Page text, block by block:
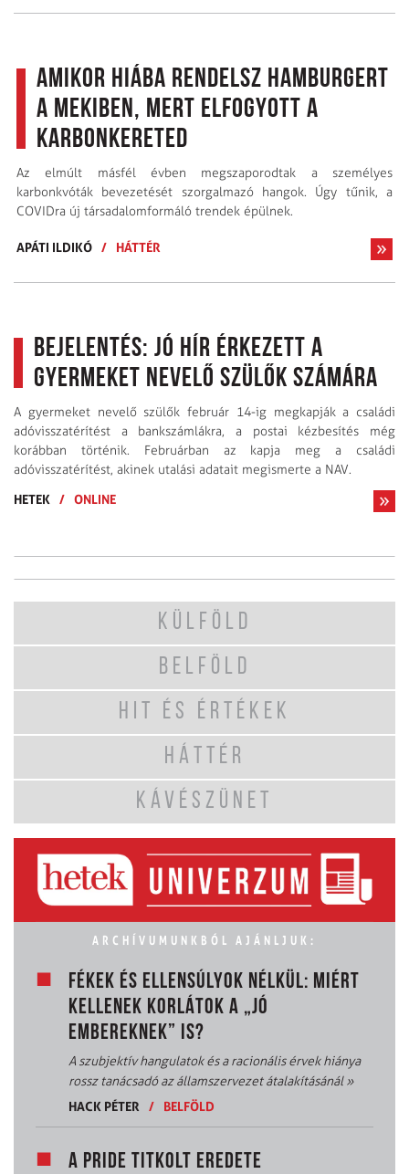
Amikor hiába rendelsz hamburgert
a Mekiben, mert elfogyott a
karbonkereted
Az elmúlt másfél évben megszaporodtak a személyes
karbonkvóták bevezetését szorgalmazó hangok. Úgy tűnik, a
COVIDra új társadalomformáló trendek épülnek.
APÁTI ILDIKÓ / HÁTTÉR
Bejelentés: Jó hír érkezett a
gyermeket nevelő szülők számára
A gyermeket nevelő szülők február 14-ig megkapják a családi
adóvisszatérítést a bankszámlákra, a postai kézbesítés még
korábban történik. Februárban az kapja meg a családi
adóvisszatérítést, akinek utalási adatait megismerte a NAV.
HETEK
/ ONLINE
KÜLFÖLD
BELFÖLD
HIT ÉS ÉRTÉKEK
HÁTTÉR
KÁVÉSZÜNET
ARCHÍVUMUNKBÓL AJÁNLJUK:
FÉKEK ÉS ELLENSÚLYOK NÉLKÜL: MIÉRT
KELLENEK KORLÁTOK A „JÓ
EMBEREKNEK” IS?
A szubjektív hangulatok és a racionális érvek hiánya
rossz tanácsadó az államszervezet átalakításánál»
HACK PÉTER
/ BELFÖLD
A PRIDE TITKOLT EREDETE